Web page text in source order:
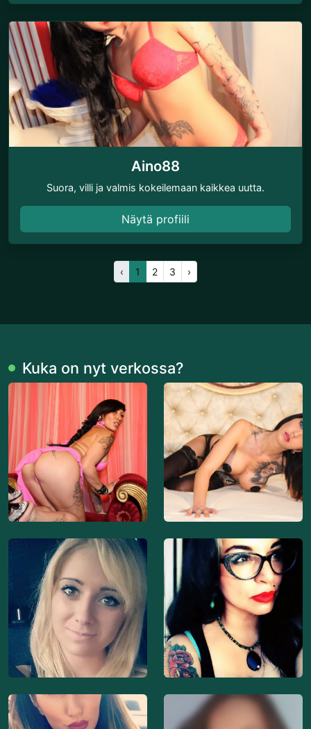
Aino88
Suora, villi ja valmis kokeilemaan kaikkea uutta.
Näytä profiili
‹ 1 2 3 ›
Kuka on nyt verkossa?